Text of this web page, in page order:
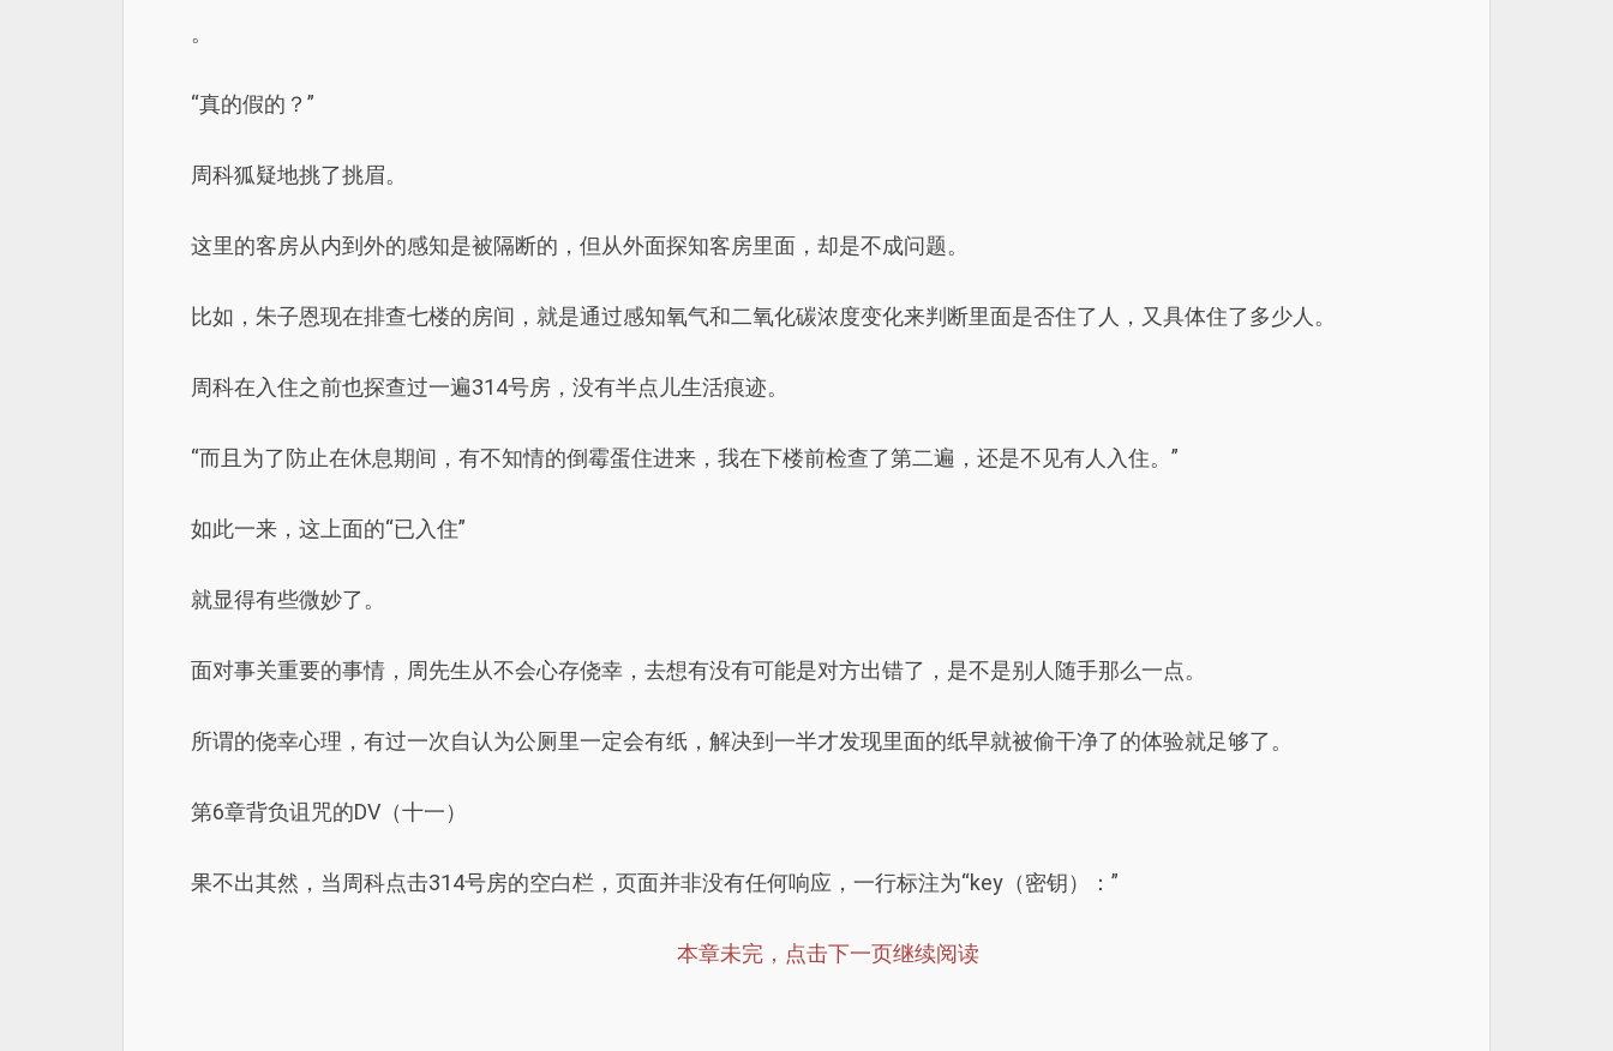
。
“真的假的？”
周科狐疑地挑了挑眉。
这里的客房从内到外的感知是被隔断的，但从外面探知客房里面，却是不成问题。
比如，朱子恩现在排查七楼的房间，就是通过感知氧气和二氧化碳浓度变化来判断里面是否住了人，又具体住了多少人。
周科在入住之前也探查过一遍314号房，没有半点儿生活痕迹。
“而且为了防止在休息期间，有不知情的倒霉蛋住进来，我在下楼前检查了第二遍，还是不见有人入住。”
如此一来，这上面的“已入住”
就显得有些微妙了。
面对事关重要的事情，周先生从不会心存侥幸，去想有没有可能是对方出错了，是不是别人随手那么一点。
所谓的侥幸心理，有过一次自认为公厕里一定会有纸，解决到一半才发现里面的纸早就被偷干净了的体验就足够了。
第6章背负诅咒的DV（十一）
果不出其然，当周科点击314号房的空白栏，页面并非没有任何响应，一行标注为“key（密钥）：”
本章未完，点击下一页继续阅读